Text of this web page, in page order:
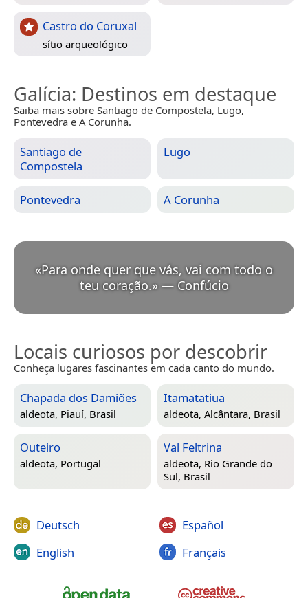
Castro do Coruxal
sítio arqueológico
Galícia: Destinos em destaque
Saiba mais sobre Santiago de Compostela, Lugo,
Pontevedra e A Corunha.
Santiago de
Compostela
Lugo
Pontevedra A Corunha
«Para onde quer que vás, vai com todo o
teu coração.» — Confúcio
Locais curiosos por descobrir
Conheça lugares fascinantes em cada canto do mundo.
Chapada dos Damiões
aldeota, Piauí, Brasil
Itamatatiua
aldeota, Alcântara, Brasil
Outeiro
aldeota, Portugal
Val Feltrina
aldeota, Rio Grande do
Sul, Brasil
Deutsch
English
Español
Français